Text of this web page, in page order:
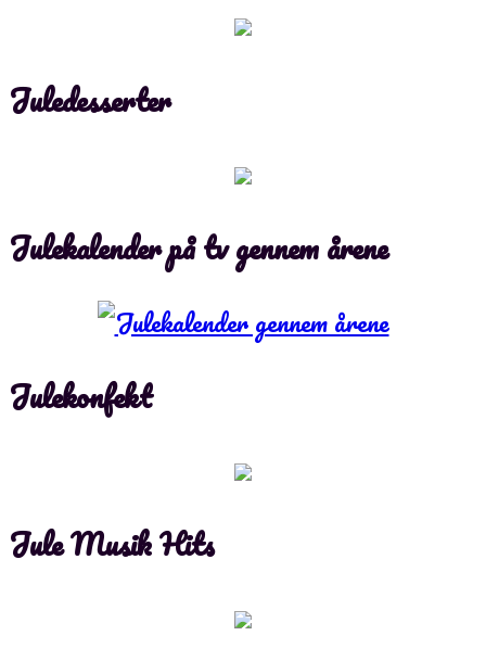
Juledesserter
Julekalender på tv gennem årene
Julekonfekt
Jule Musik Hits